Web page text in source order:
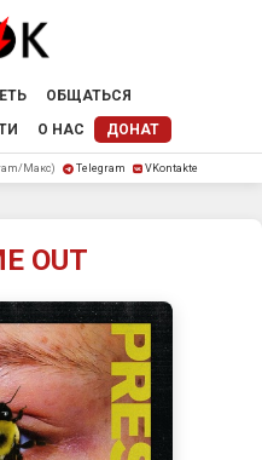
ОБЩАТЬСЯ
О НАС ДОНАТ
Макс) Telegram VKontakte
OUT